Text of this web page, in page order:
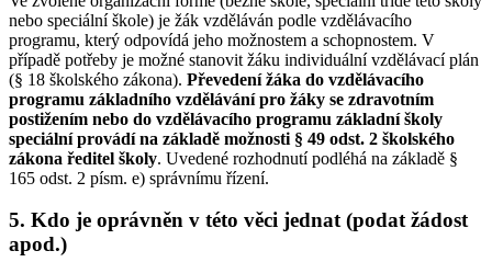
nebo speciální škole) je žák vzděláván podle vzdělávacího
programu, který odpovídá jeho možnostem a schopnostem. V
případě potřeby je možné stanovit žáku individuální vzdělávací plán
(§ 18 školského zákona). Převedení žáka do vzdělávacího
programu základního vzdělávání pro žáky se zdravotním
postižením nebo do vzdělávacího programu základní školy
speciální provádí na základě možnosti § 49 odst. 2 školského
zákona ředitel školy. Uvedené rozhodnutí podléhá na základě §
165 odst. 2 písm. e) správnímu řízení.
5. Kdo je oprávněn v této věci jednat (podat žádost
apod.)